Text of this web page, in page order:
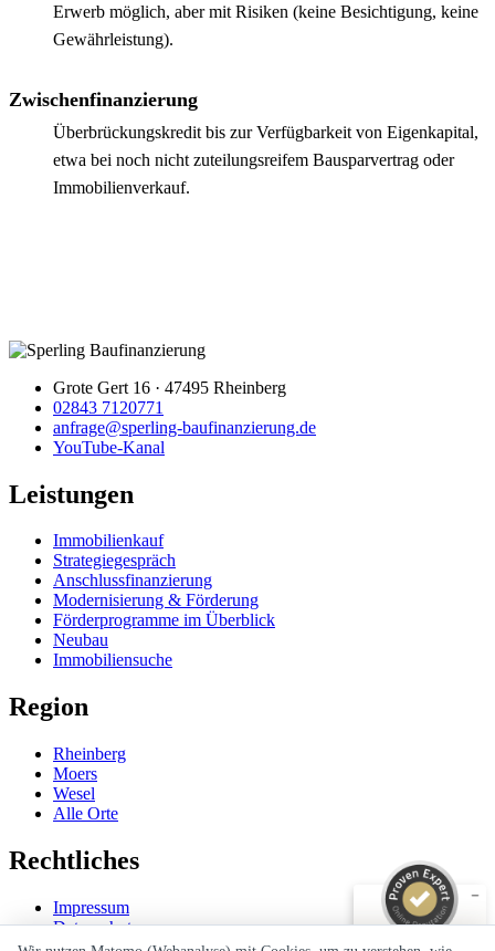
Erwerb möglich, aber mit Risiken (keine Besichtigung, keine
Gewährleistung).
Zwischenfinanzierung
Überbrückungskredit bis zur Verfügbarkeit von Eigenkapital,
etwa bei noch nicht zuteilungsreifem Bausparvertrag oder
Immobilienverkauf.
Grote Gert 16 · 47495 Rheinberg
02843 7120771
anfrage@sperling-baufinanzierung.de
YouTube-Kanal
Leistungen
Immobilienkauf
Strategiegespräch
Anschlussfinanzierung
Modernisierung & Förderung
Förderprogramme im Überblick
Neubau
Immobiliensuche
Region
Rheinberg
Moers
Wesel
Alle Orte
Rechtliches
Impressum
Datenschutz
ProvenExpert.com
9
77
Bewertungen von
2